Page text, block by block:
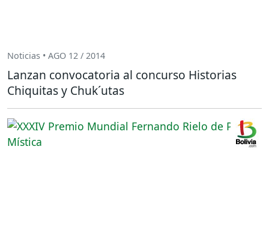
Noticias • AGO 12 / 2014
Lanzan convocatoria al concurso Historias
Chiquitas y Chuk´utas